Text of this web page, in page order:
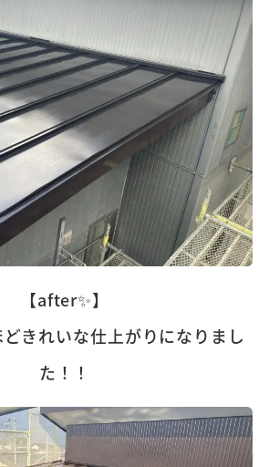
【after✨】
きれいな仕上がりになりまし
た！！